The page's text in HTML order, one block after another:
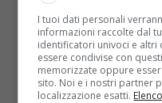
I tuoi dati personali
informazioni raccolte dal
identificatori univoci e
essere condivise con
memorizzate oppure
sito. Noi e i nostri partner
localizzazione esatti.